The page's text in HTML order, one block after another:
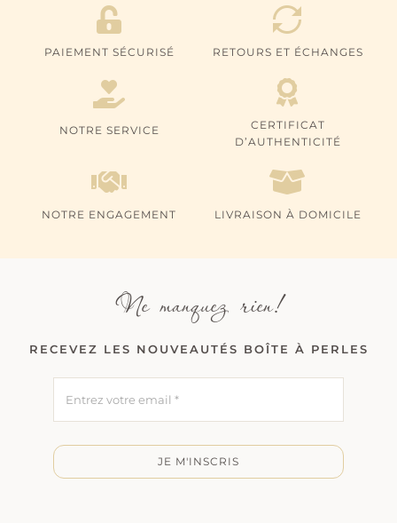
PAIEMENT SÉCURISÉ RETOURS ET ÉCHANGES
NOTRE SERVICE
CERTIFICAT
D’AUTHENTICITÉ
NOTRE ENGAGEMENT LIVRAISON À DOMICILE
Ne manquez rien!
RECEVEZ LES NOUVEAUTÉS BOÎTE À PERLES
JE M'INSCRIS